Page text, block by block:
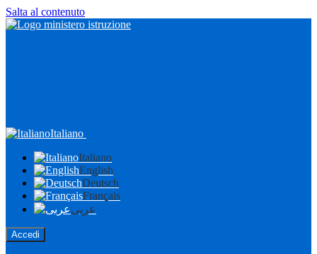
Salta al contenuto
Italiano
Italiano
English
Deutsch
Français
عربى
Accedi